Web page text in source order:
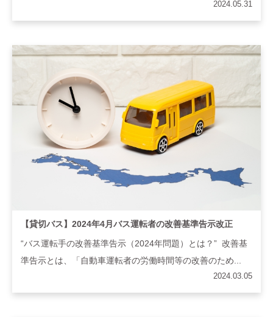
2024.05.31
【貸切バス】2024年4月バス運転者の改善基準告示改正
“バス運転手の改善基準告示（2024年問題）とは？” 改善基
準告示とは、「自動車運転者の労働時間等の改善のため...
2024.03.05